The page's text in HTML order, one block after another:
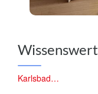
Karlsbad…